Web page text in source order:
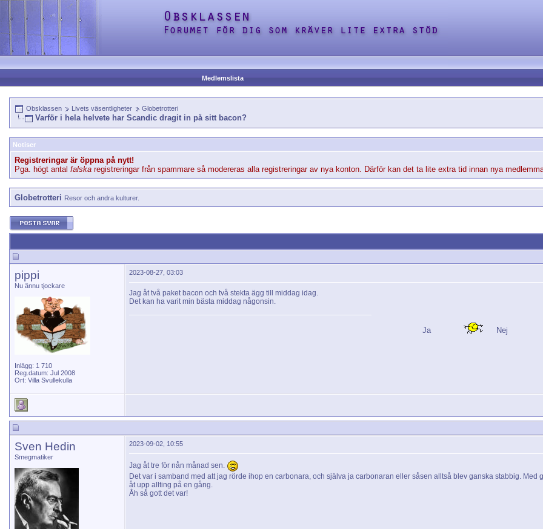
Medlemslista
Obsklassen Livets väsentligheter Globetrotteri
Varför i hela helvete har Scandic dragit in på sitt bacon?
Notiser
Registreringar är öppna på nytt!
Pga. högt antal falska registreringar från spammare så modereras alla registreringar av nya konton. Därför kan det ta lite extra tid innan nya
Globetrotteri Resor och andra kulturer.
pippi
Nu ännu tjockare
Inlägg: 1 710
Reg.datum: Jul 2008
Ort: Villa Svullekulla
2023-08-27, 03:03
Jag åt två paket bacon och två stekta ägg till middag idag.
Det kan ha varit min bästa middag någonsin.
Ja Nej
Sven Hedin
Smegmatiker
2023-09-02, 10:55
Jag åt tre för nån månad sen.
Det var i samband med att jag rörde ihop en carbonara, och själva ja carbonaran eller såsen alltså blev ganska stabbig.
åt upp allting på en gång.
Åh så gott det var!